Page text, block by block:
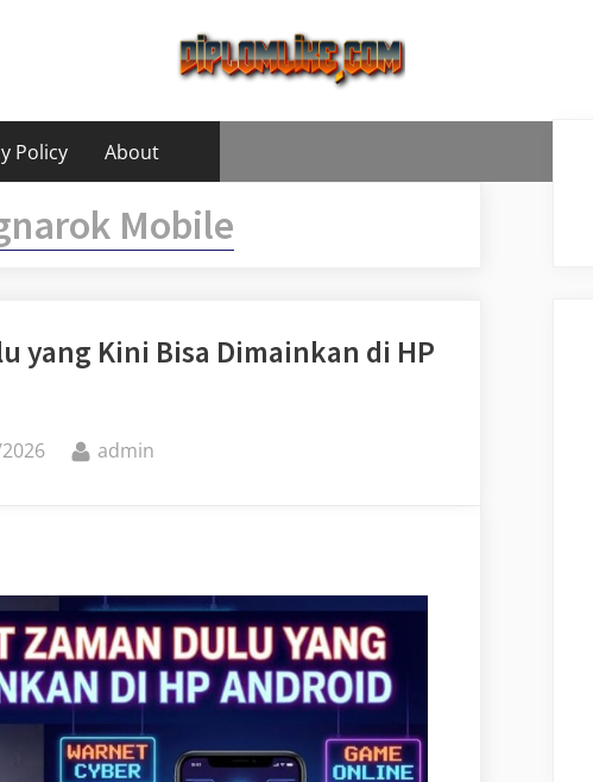
Policy About
Mobile
yang Kini Bisa Dimainkan di HP
By
admin